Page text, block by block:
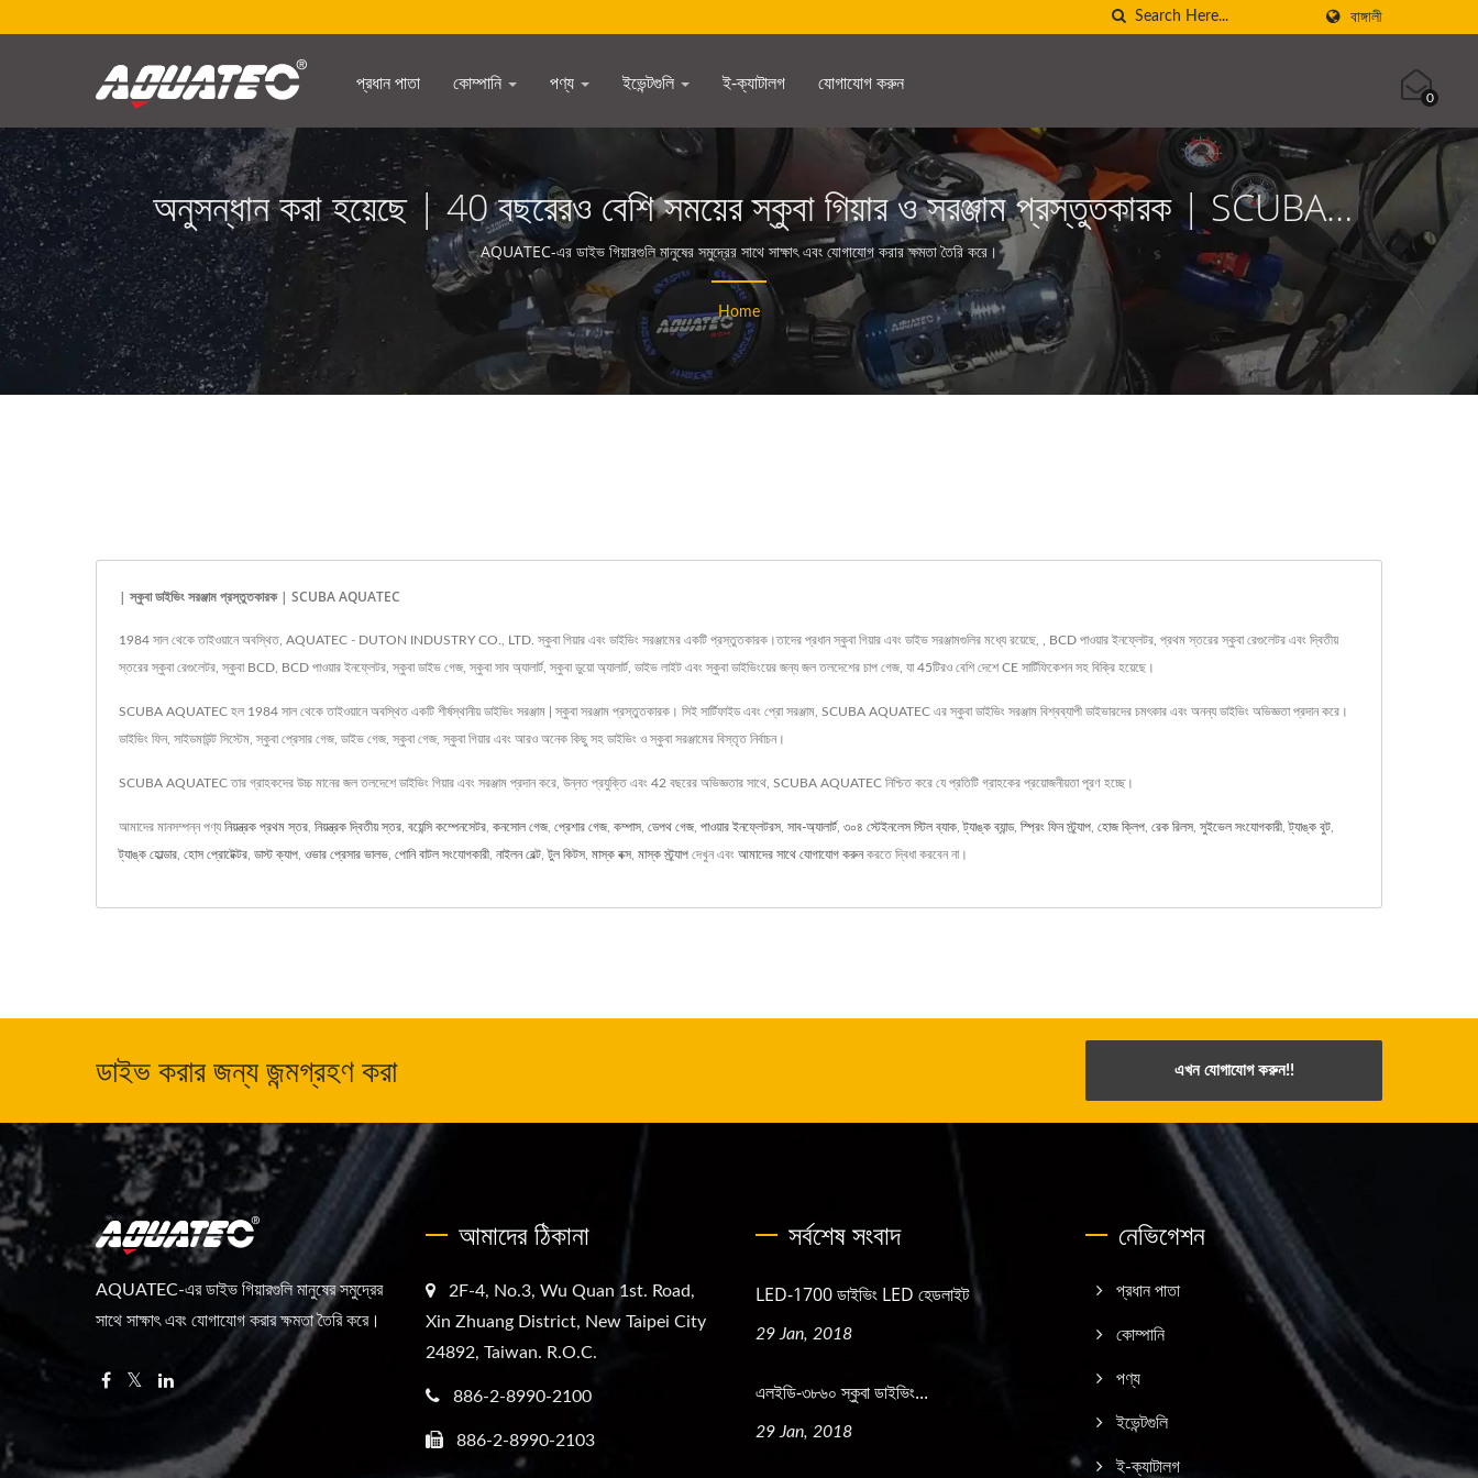
বাঙ্গালী
প্রধান পাতা কোম্পানি পণ্য ইভেন্টগুলি ই-ক্যাটালগ যোগাযোগ করুন
0
অনুসন্ধান করা হয়েছে | 40 বছরেরও বেশি সময়ের স্কুবা গিয়ার ও সরঞ্জাম প্রস্তুতকারক | SCUBA
AQUATEC
AQUATEC-এর ডাইভ গিয়ারগুলি মানুষের সমুদ্রের সাথে সাক্ষাৎ এবং যোগাযোগ করার ক্ষমতা তৈরি করে।
Home
| স্কুবা ডাইভিং সরঞ্জাম প্রস্তুতকারক | SCUBA AQUATEC
1984 সাল থেকে তাইওয়ানে অবস্থিত, AQUATEC - DUTON INDUSTRY CO., LTD. স্কুবা গিয়ার এবং ডাইভিং সরঞ্জামের একটি প্রস্তুতকারক।তাদের প্রধান স্কুবা গিয়ার এবং ডাইভ সরঞ্জামগুলির মধ্যে রয়েছে, , BCD পাওয়ার ইনফ্লেটর, প্রথম স্তরের স্কুবা রেগুলেটর এবং দ্বিতীয়
স্তরের স্কুবা রেগুলেটর, স্কুবা BCD, BCD পাওয়ার ইনফ্লেটর, স্কুবা ডাইভ গেজ, স্কুবা সাব অ্যালার্ট, স্কুবা ডুয়ো অ্যালার্ট, ডাইভ লাইট এবং স্কুবা ডাইভিংয়ের জন্য জল তলদেশের চাপ গেজ, যা 45টিরও বেশি দেশে CE সার্টিফিকেশন সহ বিক্রি হয়েছে।
SCUBA AQUATEC হল 1984 সাল থেকে তাইওয়ানে অবস্থিত একটি শীর্ষস্থানীয় ডাইভিং সরঞ্জাম | স্কুবা সরঞ্জাম প্রস্তুতকারক। সিই সার্টিফাইড এবং প্রো সরঞ্জাম, SCUBA AQUATEC এর স্কুবা ডাইভিং সরঞ্জাম বিশ্বব্যাপী ডাইভারদের চমৎকার এবং অনন্য ডাইভিং অভিজ্ঞতা প্রদান করে।
ডাইভিং ফিন, সাইডমাউন্ট সিস্টেম, স্কুবা প্রেসার গেজ, ডাইভ গেজ, স্কুবা গেজ, স্কুবা গিয়ার এবং আরও অনেক কিছু সহ ডাইভিং ও স্কুবা সরঞ্জামের বিস্তৃত নির্বাচন।
SCUBA AQUATEC তার গ্রাহকদের উচ্চ মানের জল তলদেশে ডাইভিং গিয়ার এবং সরঞ্জাম প্রদান করে, উন্নত প্রযুক্তি এবং 42 বছরের অভিজ্ঞতার সাথে, SCUBA AQUATEC নিশ্চিত করে যে প্রতিটি গ্রাহকের প্রয়োজনীয়তা পূরণ হচ্ছে।
আমাদের মানসম্পন্ন পণ্য নিয়ন্ত্রক প্রথম স্তর নিয়ন্ত্রক দ্বিতীয় স্তর বয়েন্সি কম্পেনসেটর কনসোল গেজ, প্রেশার গেজ, কম্পাস ডেপথ গেজ, পাওয়ার ইনফ্লেটরস সাব-অ্যালার্ট ৩০৪ স্টেইনলেস স্টিল ব্যাক ,ট্যাঙ্ক ব্যান্ড, স্প্রিং ফিন স্ট্র্যাপ হোজ ক্লিপ রেক রিলস সুইভেল সংযোগকারী ,ট্যাঙ্ক বুট
ট্যাঙ্ক হোল্ডার হোস প্রোটেক্টর ডাস্ট ক্যাপ ওভার প্রেসার ভালভ পোনি বাটল সংযোগকারী নাইলন বেল্ট ,টুল কিটস মাস্ক বক্স মাস্ক স্ট্র্যাপ দেখুন এবং আমাদের সাথে যোগাযোগ করুনকরতে দ্বিধা করবেন না।
ডাইভ করার জন্য জন্মগ্রহণ করা এখন যোগাযোগ করুন!!
AQUATEC-এর ডাইভ গিয়ারগুলি মানুষের সমুদ্রের
সাথে সাক্ষাৎ এবং যোগাযোগ করার ক্ষমতা তৈরি করে।
আমাদের ঠিকানা
2F-4, No.3, Wu Quan 1st. Road,
Xin Zhuang District, New Taipei City
24892, Taiwan. R.O.C.
886-2-8990-2100
886-2-8990-2103
সর্বশেষ সংবাদ
LED-1700 ডাইভিং LED হেডলাইট
29 Jan, 2018
এলইডি-৩৮৬০ স্কুবা ডাইভিং...
29 Jan, 2018
নেভিগেশন
প্রধান পাতা
কোম্পানি
পণ্য
ইভেন্টগুলি
ই-ক্যাটালগ